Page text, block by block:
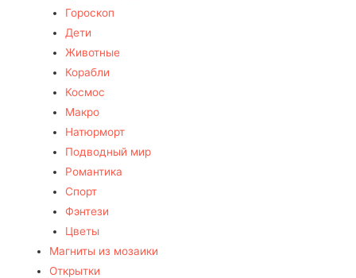
Гороскоп
Дети
Животные
Корабли
Космос
Макро
Натюрморт
Подводный мир
Романтика
Спорт
Фэнтези
Цветы
Магниты из мозаики
Открытки